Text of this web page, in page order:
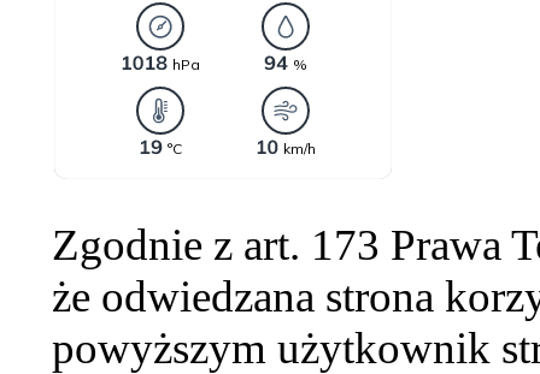
Zgodnie z art. 173 Prawa
że odwiedzana strona
powyższym użytkownik